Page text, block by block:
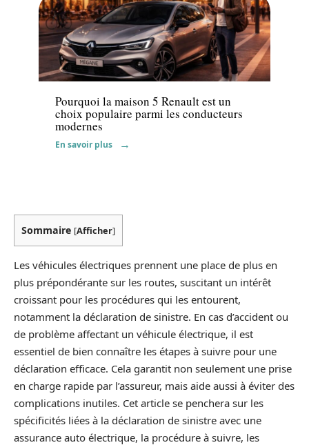
Voiture
Pourquoi la maison 5 Renault est un
choix populaire parmi les conducteurs
modernes
En savoir plus
Sommaire [Afficher]
Les véhicules électriques prennent une place de plus en
plus prépondérante sur les routes, suscitant un intérêt
croissant pour les procédures qui les entourent,
notamment la déclaration de sinistre. En cas d’accident ou
de problème affectant un véhicule électrique, il est
essentiel de bien connaître les étapes à suivre pour une
déclaration efficace. Cela garantit non seulement une prise
en charge rapide par l’assureur, mais aide aussi à éviter des
complications inutiles. Cet article se penchera sur les
spécificités liées à la déclaration de sinistre avec une
assurance auto électrique, la procédure à suivre, les